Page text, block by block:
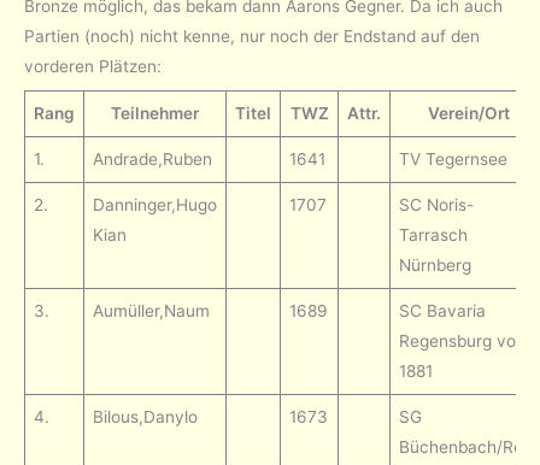
Bronze möglich, das bekam dann Aarons Gegner. Da ich auch
Partien (noch) nicht kenne, nur noch der Endstand auf den
vorderen Plätzen:
Rang Teilnehmer Titel TWZ Attr. Verein/Ort
1. Andrade,Ruben 1641 TV Tegernsee
2.
Danninger,Hugo
Kian
1707
SC Noris-
Tarrasch
Nürnberg
3. Aumüller,Naum 1689
SC Bavaria
Regensburg von
1881
4. Bilous,Danylo 1673
SG
Büchenbach/Roth